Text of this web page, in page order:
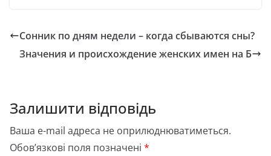
Сонник по дням недели – когда сбываются сны?
Значения и происхождение женских имен на Б
Залишити відповідь
Ваша e-mail адреса не оприлюднюватиметься.
Обов’язкові поля позначені *